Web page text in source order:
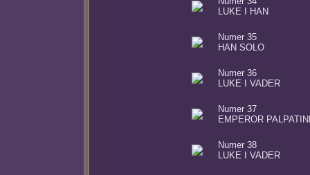
LUKE I HAN
Numer 35
HAN SOLO
Numer 36
LUKE I VADER
Numer 37
EMPEROR
Numer 38
LUKE I VADER